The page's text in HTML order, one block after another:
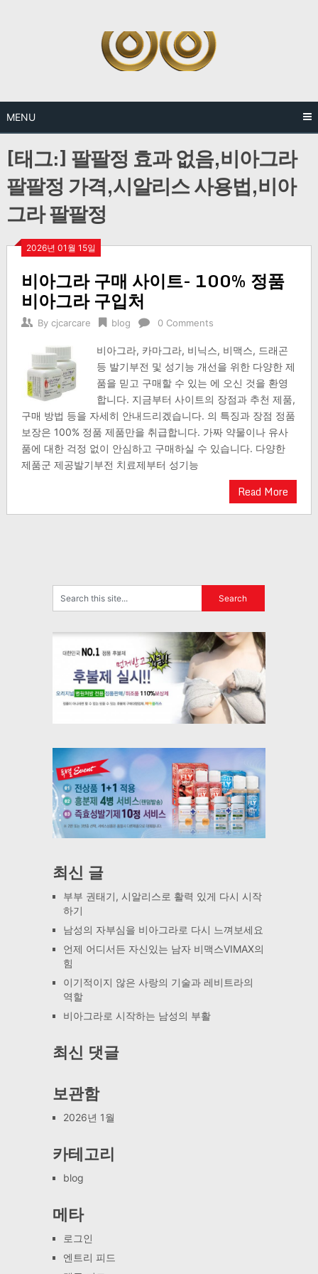
MENU
[태그:]팔팔정 효과 없음,비아그라
팔팔정 가격,시알리스 사용법,비아
그라 팔팔정
2026년 01월 15일
비아그라 구매 사이트- 100% 정품
비아그라 구입처
By cjcarcare blog 0 Comments
비아그라, 카마그라, 비닉스, 비맥스, 드래곤
등 발기부전 및 성기능 개선을 위한 다양한 제
품을 믿고 구매할 수 있는 에 오신 것을 환영
합니다. 지금부터 사이트의 장점과 추천 제품,
구매 방법 등을 자세히 안내드리겠습니다. 의 특징과 장점 정품
보장은 100% 정품 제품만을 취급합니다. 가짜 약물이나 유사
품에 대한 걱정 없이 안심하고 구매하실 수 있습니다. 다양한
제품군 제공발기부전 치료제부터 성기능
Read More
최신 글
부부 권태기, 시알리스로 활력 있게 다시 시작
하기
남성의 자부심을 비아그라로 다시 느껴보세요
언제 어디서든 자신있는 남자 비맥스VIMAX의
힘
이기적이지 않은 사랑의 기술과 레비트라의
역할
비아그라로 시작하는 남성의 부활
최신 댓글
보관함
2026년 1월
카테고리
blog
메타
로그인
엔트리 피드